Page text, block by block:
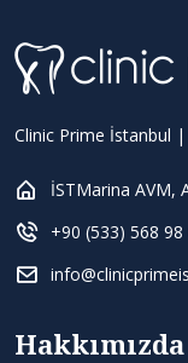
Clinic Prime İstanbul
İSTMarina AVM,
+90 (533) 568 98
Hakkımızda